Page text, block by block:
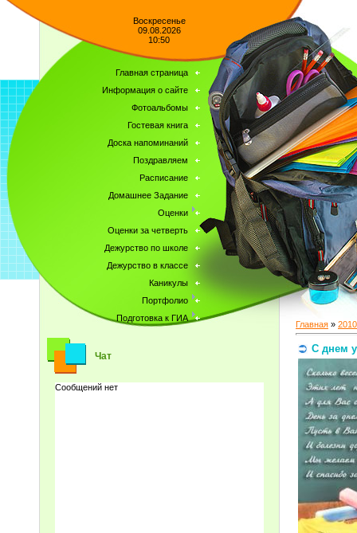
Воскресенье
09.08.2026
10:50
Главная страница
Информация о сайте
Фотоальбомы
Гостевая книга
Доска напоминаний
Поздравляем
Расписание
Домашнее Задание
Оценки
Оценки за четверть
Дежурство по школе
Дежурство в классе
Каникулы
Портфолио
Подготовка к ГИА
Чат
Главная » 2010
С днем